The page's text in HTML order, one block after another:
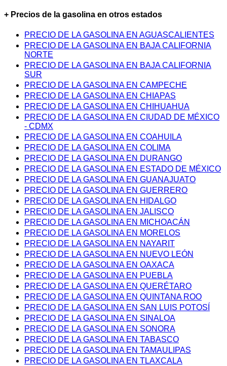
+ Precios de la gasolina en otros estados
PRECIO DE LA GASOLINA EN AGUASCALIENTES
PRECIO DE LA GASOLINA EN BAJA CALIFORNIA
NORTE
PRECIO DE LA GASOLINA EN BAJA CALIFORNIA
SUR
PRECIO DE LA GASOLINA EN CAMPECHE
PRECIO DE LA GASOLINA EN CHIAPAS
PRECIO DE LA GASOLINA EN CHIHUAHUA
PRECIO DE LA GASOLINA EN CIUDAD DE MÉXICO
- CDMX
PRECIO DE LA GASOLINA EN COAHUILA
PRECIO DE LA GASOLINA EN COLIMA
PRECIO DE LA GASOLINA EN DURANGO
PRECIO DE LA GASOLINA EN ESTADO DE MÉXICO
PRECIO DE LA GASOLINA EN GUANAJUATO
PRECIO DE LA GASOLINA EN GUERRERO
PRECIO DE LA GASOLINA EN HIDALGO
PRECIO DE LA GASOLINA EN JALISCO
PRECIO DE LA GASOLINA EN MICHOACÁN
PRECIO DE LA GASOLINA EN MORELOS
PRECIO DE LA GASOLINA EN NAYARIT
PRECIO DE LA GASOLINA EN NUEVO LEÓN
PRECIO DE LA GASOLINA EN OAXACA
PRECIO DE LA GASOLINA EN PUEBLA
PRECIO DE LA GASOLINA EN QUERÉTARO
PRECIO DE LA GASOLINA EN QUINTANA ROO
PRECIO DE LA GASOLINA EN SAN LUIS POTOSÍ
PRECIO DE LA GASOLINA EN SINALOA
PRECIO DE LA GASOLINA EN SONORA
PRECIO DE LA GASOLINA EN TABASCO
PRECIO DE LA GASOLINA EN TAMAULIPAS
PRECIO DE LA GASOLINA EN TLAXCALA